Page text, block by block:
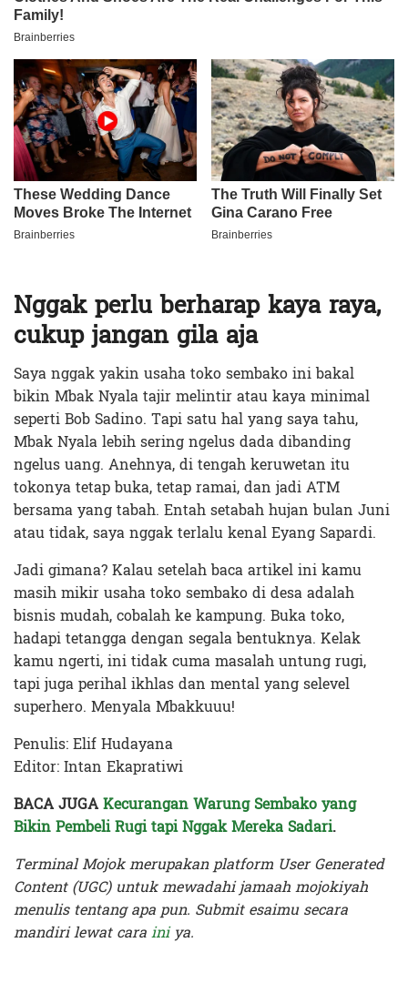
Nggak perlu berharap kaya raya,
cukup jangan gila aja
Saya nggak yakin usaha toko sembako ini bakal
bikin Mbak Nyala tajir melintir atau kaya minimal
seperti Bob Sadino. Tapi satu hal yang saya tahu,
Mbak Nyala lebih sering ngelus dada dibanding
ngelus uang. Anehnya, di tengah keruwetan itu
tokonya tetap buka, tetap ramai, dan jadi ATM
bersama yang tabah. Entah setabah hujan bulan Juni
atau tidak, saya nggak terlalu kenal Eyang Sapardi.
Jadi gimana? Kalau setelah baca artikel ini kamu
masih mikir usaha toko sembako di desa adalah
bisnis mudah, cobalah ke kampung. Buka toko,
hadapi tetangga dengan segala bentuknya. Kelak
kamu ngerti, ini tidak cuma masalah untung rugi,
tapi juga perihal ikhlas dan mental yang selevel
superhero. Menyala Mbakkuuu!
Penulis: Elif Hudayana
Editor: Intan Ekapratiwi
BACA JUGAKecurangan Warung Sembako yang
Bikin Pembeli Rugi tapi Nggak Mereka Sadari.
Terminal Mojok merupakan platform User Generated
Content (UGC) untuk mewadahi jamaah mojokiyah
menulis tentang apa pun. Submit esaimu secara
mandiri lewat carainiya.